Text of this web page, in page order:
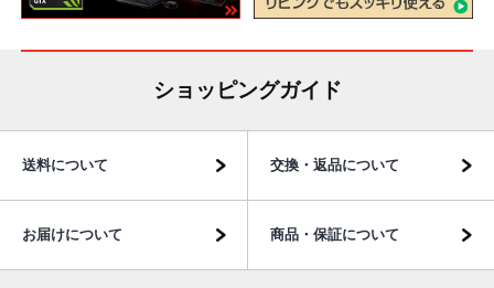
ショッピングガイド
送料について 交換・返品について
お届けについて 商品・保証について